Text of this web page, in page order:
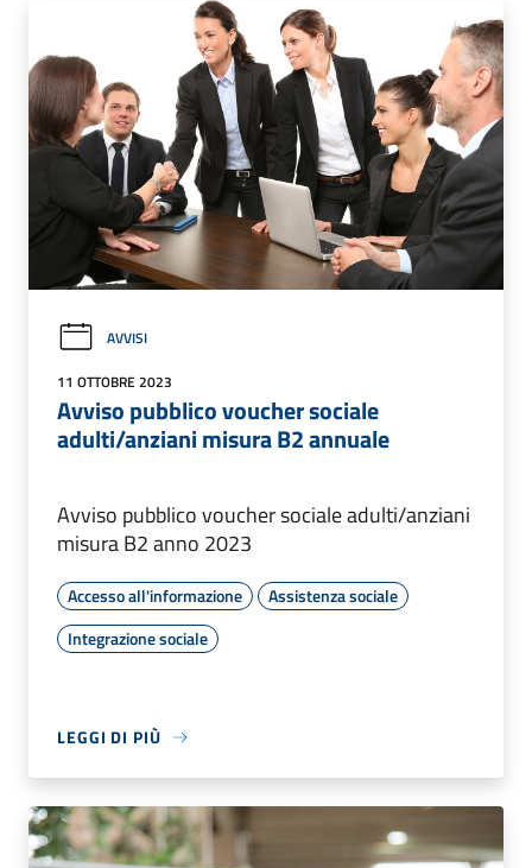
AVVISI
11 OTTOBRE 2023
Avviso pubblico voucher sociale
adulti/anziani misura B2 annuale
Avviso pubblico voucher sociale adulti/anziani
misura B2 anno 2023
Accesso all'informazione
Assistenza sociale
Integrazione sociale
LEGGI DI PIÙ